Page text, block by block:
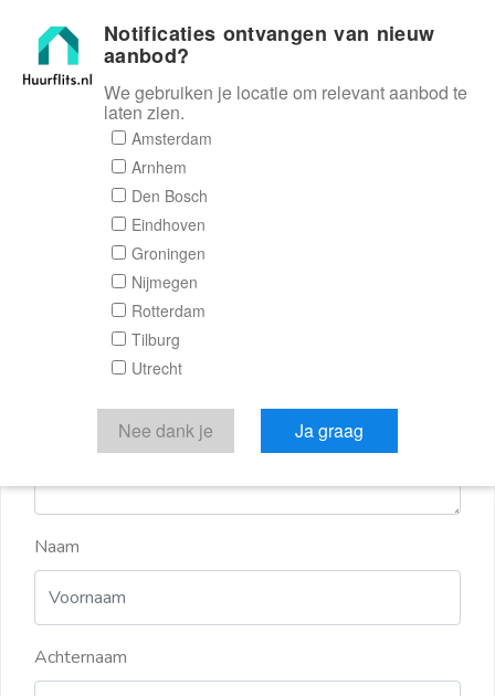
Huurflits
Reactieformulier
Huurflits
Verstuur je bericht
Door een bericht te sturen kom je in contact met de
aanbieder of makelaar van de woning.
Naam
Achternaam
Notificaties ontvangen van nieuw
aanbod?
We gebruiken je locatie om relevant aanbod te
laten zien.
Amsterdam
Arnhem
Den Bosch
Eindhoven
Groningen
Nijmegen
Rotterdam
Tilburg
Utrecht
Nee dank je Ja graag